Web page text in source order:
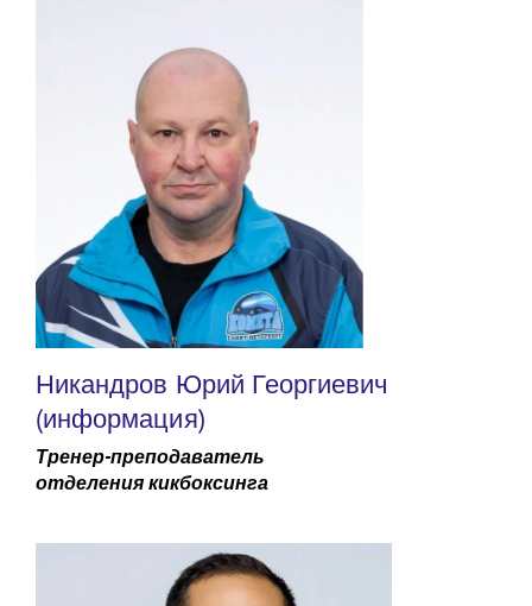
Никандров Юрий Георгиевич
(информация)
Тренер-преподаватель
отделения кикбоксинга